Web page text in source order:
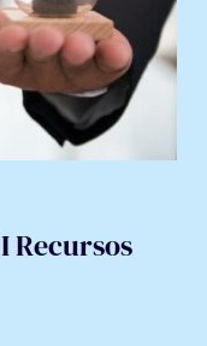
Recursos